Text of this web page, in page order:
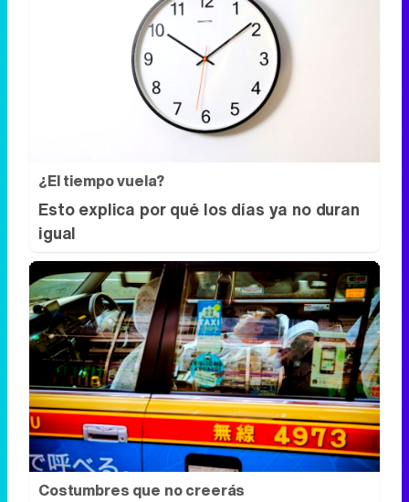
¿El tiempo vuela?
Esto explica por qué los días ya no duran
igual
Costumbres que no creerás